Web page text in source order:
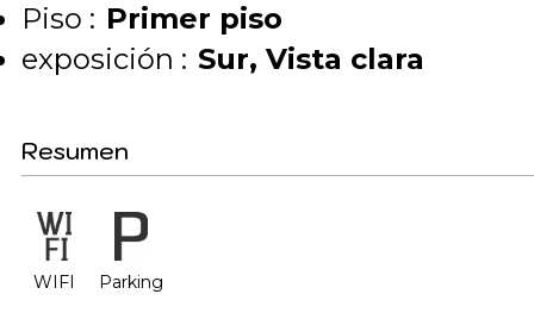
Piso : Primer piso
exposición : Sur Vista clara
Resumen
WIFI Parking